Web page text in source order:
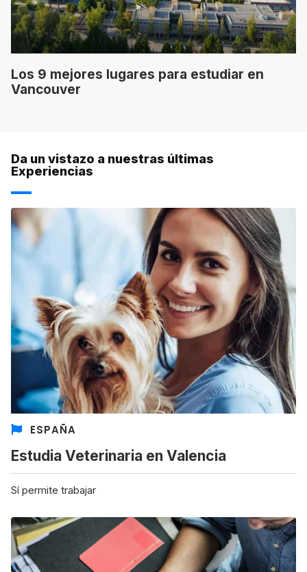
Los 9 mejores lugares para estudiar en
Vancouver
Da un vistazo a nuestras últimas
Experiencias
ESPAÑA
Estudia Veterinaria en Valencia
Sí permite trabajar